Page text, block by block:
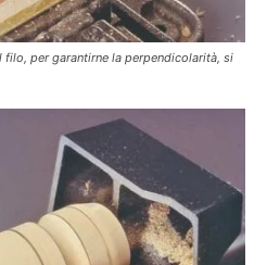
per garantirne la perpendicolarità, si